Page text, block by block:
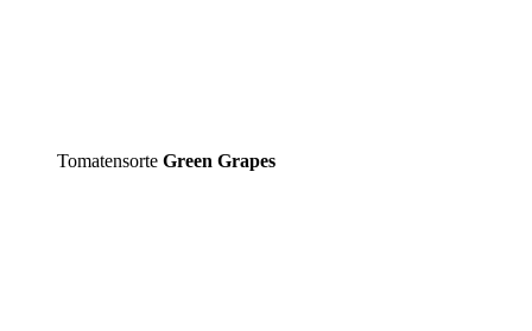
Tomatensorte Green Grapes